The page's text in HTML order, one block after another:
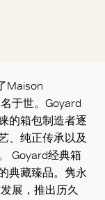
Maison
于世。Goyard
的箱包制造者逐
、纯正传承以及
Goyard经典箱
典藏臻品。隽永
展，推出历久